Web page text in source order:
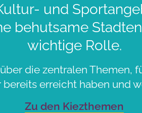
und
behutsame
wichtige Rolle.
die zentralen Themen,
bereits erreicht haben und
Zu den Kiezthemen